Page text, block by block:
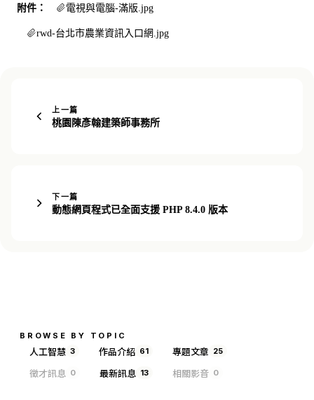
附件： 電視與電腦-滿版.jpg
rwd-台北市農業資訊入口網.jpg
上一篇
桃園陳彥翰建築師事務所
下一篇
動態網頁程式已全面支援 PHP 8.4.0 版本
BROWSE BY TOPIC
人工智慧 3 作品介紹 61 專題文章 25
徵才訊息 0 最新訊息 13 相關影音 0